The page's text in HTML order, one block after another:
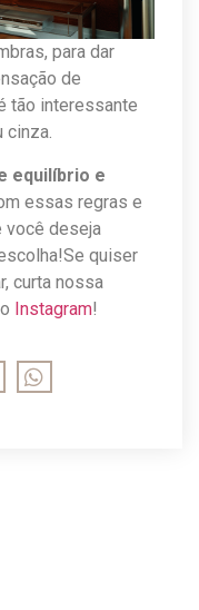
para dar
de
tão interessante
cinza.
equilíbrio e
essas regras e
você deseja
quiser
curta nossa
Instagram!